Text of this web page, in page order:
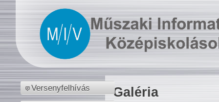
Versenyfelhívás Galéria